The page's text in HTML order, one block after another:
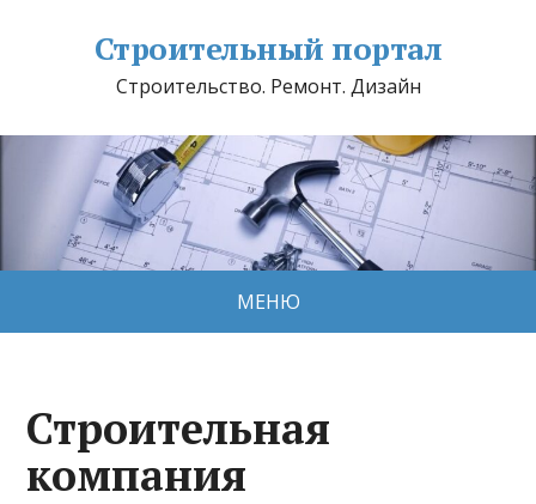
Строительный портал
Строительство. Ремонт. Дизайн
МЕНЮ
Строительная
компания